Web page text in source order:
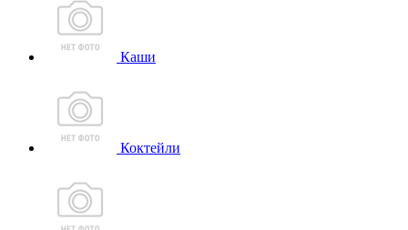
Каши
Коктейли